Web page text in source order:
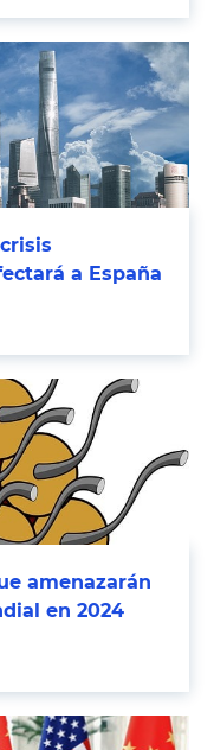
a España
amenazarán
en 2024